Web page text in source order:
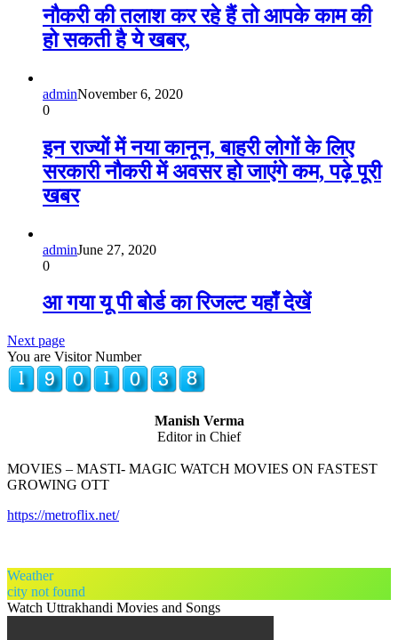
नौकरी की तलाश कर रहे हैं तो आपके काम की
हो सकती है ये खबर,
adminNovember 6, 2020
0
इन राज्यों में नया कानून, बाहरी लोगों के लिए
सरकारी नौकरी में अवसर हो जाएंगे कम, पढ़े पूरी
खबर
adminJune 27, 2020
0
आ गया यू पी बोर्ड का रिजल्ट यहाँ देखें
Next page
You are Visitor Number
Manish Verma
Editor in Chief
MOVIES – MASTI- MAGIC WATCH MOVIES ON FASTEST
GROWING OTT
https://metroflix.net/
Weather
city not found
Watch Uttrakhandi Movies and Songs